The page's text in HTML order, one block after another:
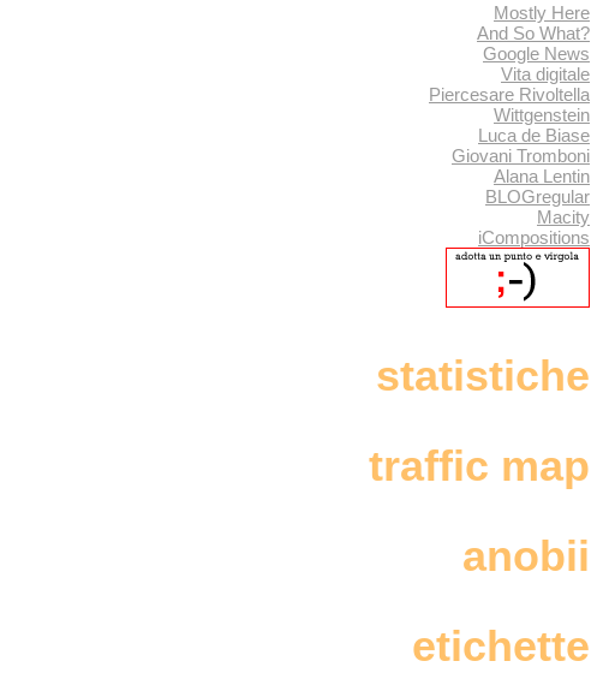
Mostly Here
And So What?
Google News
Vita digitale
Piercesare Rivoltella
Wittgenstein
Luca de Biase
Giovani Tromboni
Alana Lentin
BLOGregular
Macity
iCompositions
statistiche
traffic map
anobii
etichette